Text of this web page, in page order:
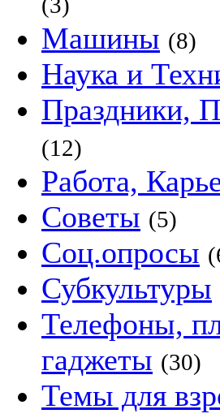
Машины (8)
Наука и
Праздники,
(12)
Работа,
Советы (5)
Соц.опросы
Субкультуры
Телефоны,
гаджеты (30)
Темы для